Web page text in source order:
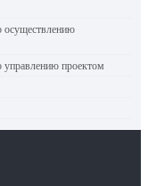
осуществлению
управлению проектом